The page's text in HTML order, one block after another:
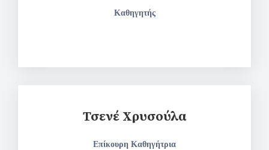
Καθηγητής
Τσενέ Χρυσούλα
Επίκουρη Καθηγήτρια